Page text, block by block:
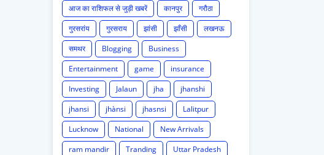
आज का राशिफल से जुड़ी खबरें कानपुर
गरौठा
गुरसरांय
गुरसराय झांसी झाँसी
लखनऊ
समथर
Blogging
Business
Entertainment
game
insurance
Investing
Jalaun jha
jhanshi
jhansi
jhànsi jhasnsi
Lalitpur
Lucknow
National
New Arrivals
ram mandir
Tranding
Uttar Pradesh